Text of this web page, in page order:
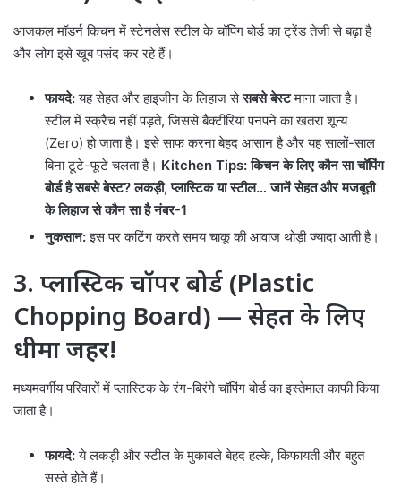
आजकल मॉडर्न किचन में स्टेनलेस स्टील के चॉपिंग बोर्ड का ट्रेंड तेजी से बढ़ा है
और लोग इसे खूब पसंद कर रहे हैं।
फायदे:यह सेहत और हाइजीन के लिहाज सेसबसे बेस्टमाना जाता है।
स्टील में स्क्रैच नहीं पड़ते, जिससे बैक्टीरिया पनपने का खतरा शून्य
(Zero) हो जाता है। इसे साफ करना बेहद आसान है और यह सालों-साल
बिना टूटे-फूटे चलता है। Kitchen Tips: किचन के लिए कौन सा चॉपिंग
बोर्ड है सबसे बेस्ट? लकड़ी, प्लास्टिक या स्टील… जानें सेहत और मजबूती
के लिहाज से कौन सा है नंबर-1
नुकसान:इस पर कटिंग करते समय चाकू की आवाज थोड़ी ज्यादा आती है।
3. प्लास्टिक चॉपर बोर्ड (Plastic
Chopping Board) — सेहत के लिए
धीमा जहर!
मध्यमवर्गीय परिवारों में प्लास्टिक के रंग-बिरंगे चॉपिंग बोर्ड का इस्तेमाल काफी किया
जाता है।
फायदे:ये लकड़ी और स्टील के मुकाबले बेहद हल्के, किफायती और बहुत
सस्ते होते हैं।